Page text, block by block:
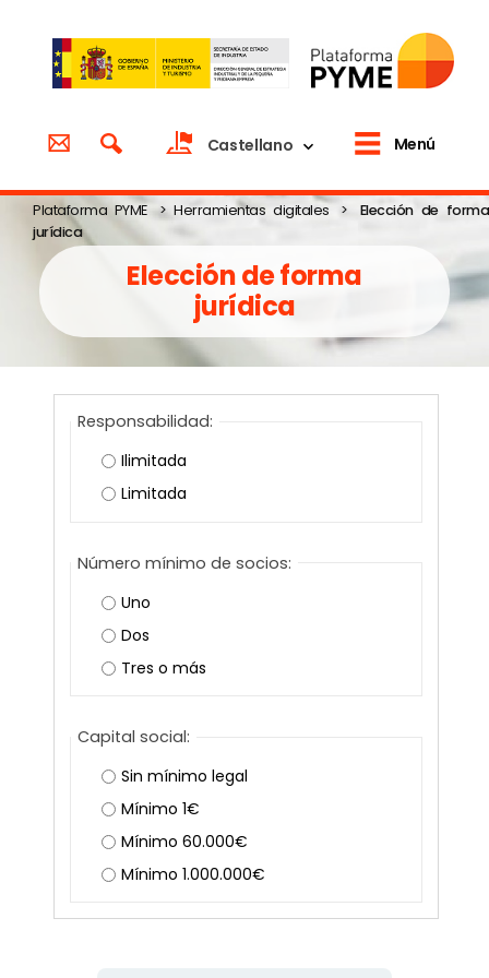
Castellano Menú
Plataforma PYME >Herramientas digitales >
Elección de forma
jurídica
Elección de forma
jurídica
Responsabilidad:
Ilimitada
Limitada
Número mínimo de socios:
Uno
Dos
Tres o más
Capital social:
Sin mínimo legal
Mínimo 1€
Mínimo 60.000€
Mínimo 1.000.000€